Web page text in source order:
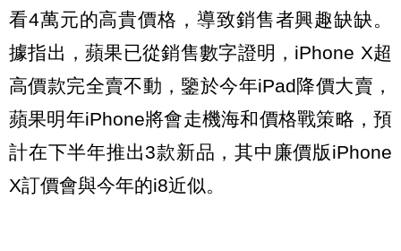
看4萬元的高貴價格，導致銷售者興趣缺缺。
據指出，蘋果已從銷售數字證明，iPhone X超
高價款完全賣不動，鑒於今年iPad降價大賣，
蘋果明年iPhone將會走機海和價格戰策略，預
計在下半年推出3款新品，其中廉價版iPhone
X訂價會與今年的i8近似。